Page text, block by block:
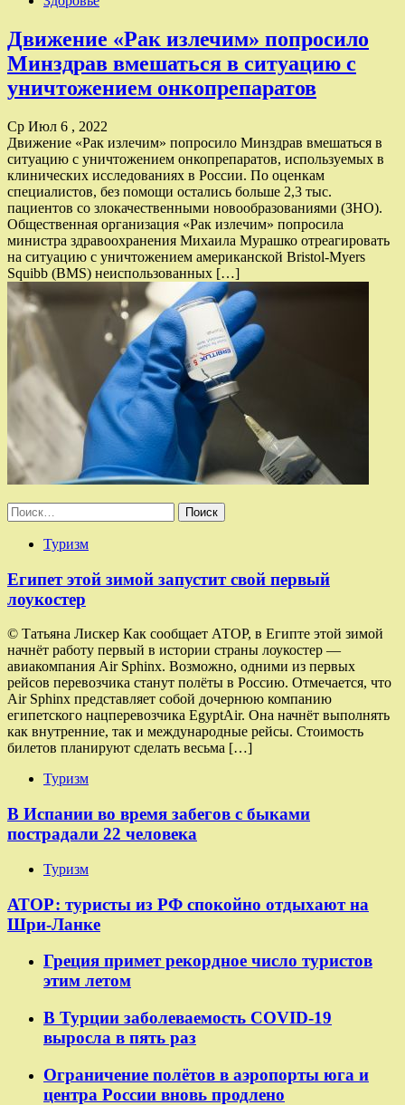
Движение «Рак излечим» попросило
Минздрав вмешаться в ситуацию с
уничтожением онкопрепаратов
Ср Июл 6 , 2022
Движение «Рак излечим» попросило Минздрав вмешаться в
ситуацию с уничтожением онкопрепаратов, используемых в
клинических исследованиях в России. По оценкам
специалистов, без помощи остались больше 2,3 тыс.
пациентов со злокачественными новообразованиями (ЗНО).
Общественная организация «Рак излечим» попросила
министра здравоохранения Михаила Мурашко отреагировать
на ситуацию с уничтожением американской Bristol-Myers
Squibb (BMS) неиспользованных […]
Найти:
Туризм
Египет этой зимой запустит свой первый
лоукостер
© Татьяна Лискер Как сообщает АТОР, в Египте этой зимой
начнёт работу первый в истории страны лоукостер —
авиакомпания Air Sphinx. Возможно, одними из первых
рейсов перевозчика станут полёты в Россию. Отмечается, что
Air Sphinx представляет собой дочернюю компанию
египетского нацперевозчика EgyptAir. Она начнёт выполнять
как внутренние, так и международные рейсы. Стоимость
билетов планируют сделать весьма […]
Туризм
В Испании во время забегов с быками
пострадали 22 человека
Туризм
АТОР: туристы из РФ спокойно отдыхают на
Шри-Ланке
Греция примет рекордное число туристов
этим летом
В Турции заболеваемость COVID-19
выросла в пять раз
Ограничение полётов в аэропорты юга и
центра России вновь продлено